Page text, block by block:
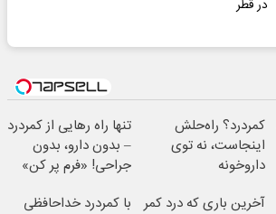
در قطر
کمردرد؟ راه‌حلش
اینجاست، نه توی
داروخونه
تنها راه رهایی از کمردرد
– بدون دارو، بدون
جراحی! «فرم پر کن»
آخرین باری که درد کمر با کمردرد خداحافظی